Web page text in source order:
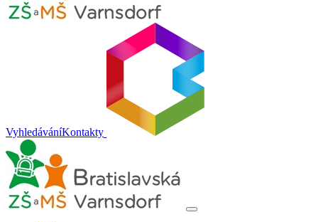
VyhledáváníKontakty